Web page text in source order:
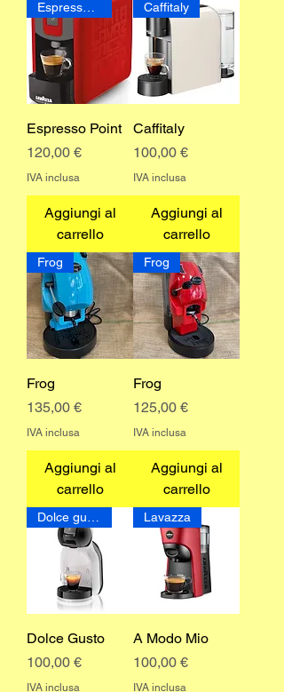
Espresso Point
Prezzo
120,00 €
IVA inclusa
Aggiungi al
carrello
Caffitaly
Caffitaly
Prezzo
100,00 €
IVA inclusa
Aggiungi al
carrello
Frog
Frog
Prezzo
135,00 €
IVA inclusa
Aggiungi al
carrello
Frog
Frog
Prezzo
125,00 €
IVA inclusa
Aggiungi al
carrello
Dolce Gusto
Prezzo
100,00 €
IVA inclusa
Lavazza
A Modo Mio
Prezzo
100,00 €
IVA inclusa